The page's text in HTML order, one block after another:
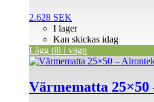
2.628 SEK
I lager
Kan skickas idag
Lägg till i vagn
Värmematta